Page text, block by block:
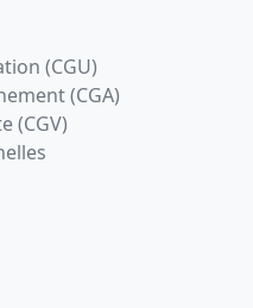
(CGU)
(CGA)
(CGV)